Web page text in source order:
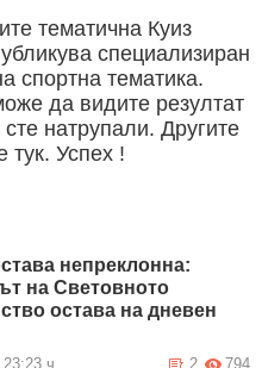
тематична Куиз
специализиран
спортна тематика.
да видите резултат
натрупали. Другите
тук. Успех !
непреклонна:
на Световното
остава на дневен
ч. 794
2